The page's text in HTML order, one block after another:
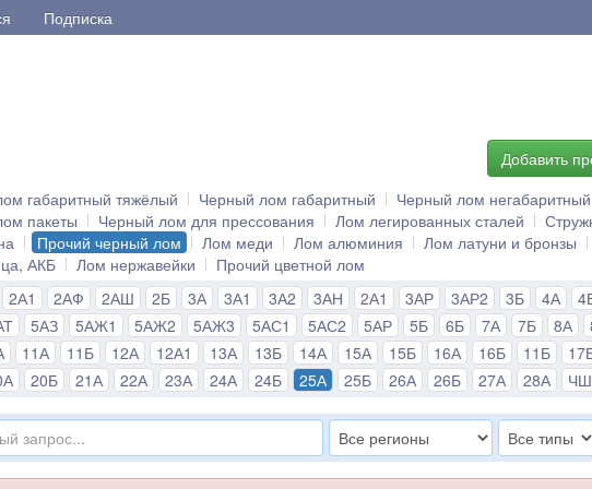
Подписка
Добавить
габаритный тяжёлый
Черный лом габаритный
Черный лом негабаритный
пакеты
Черный лом для прессования Лом легированных сталей
Прочий черный лом Лом меди Лом алюминия
Лом латуни и бронзы
АКБ
Лом нержавейки
Прочий цветной лом
2А1 2АФ 2АШ 2Б 3А 3А1 3А2 3АН 2А1 3АР 3АР2 3Б 4А
5АЗ 5АЖ1 5АЖ2 5АЖ3 5АС1 5АС2 5АР 5Б 6Б 7А 7Б 8А
11А 11Б 12А 12А1 13А 13Б 14А 15А 15Б 16А 16Б 11Б
20Б 21А 22А 23А 24А 24Б 25А 25Б 26А 26Б 27А 28А